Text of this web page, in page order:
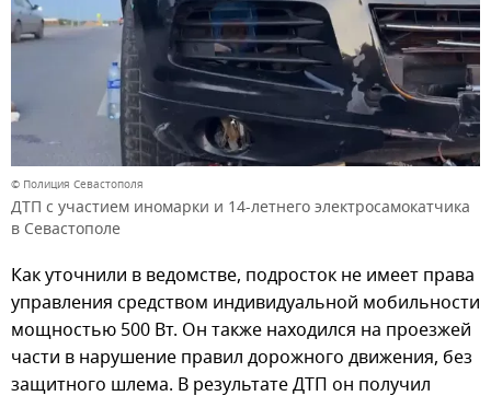
© Полиция Севастополя
ДТП с участием иномарки и 14-летнего электросамокатчика
в Севастополе
Как уточнили в ведомстве, подросток не имеет права
управления средством индивидуальной мобильности
мощностью 500 Вт. Он также находился на проезжей
части в нарушение правил дорожного движения, без
защитного шлема. В результате ДТП он получил